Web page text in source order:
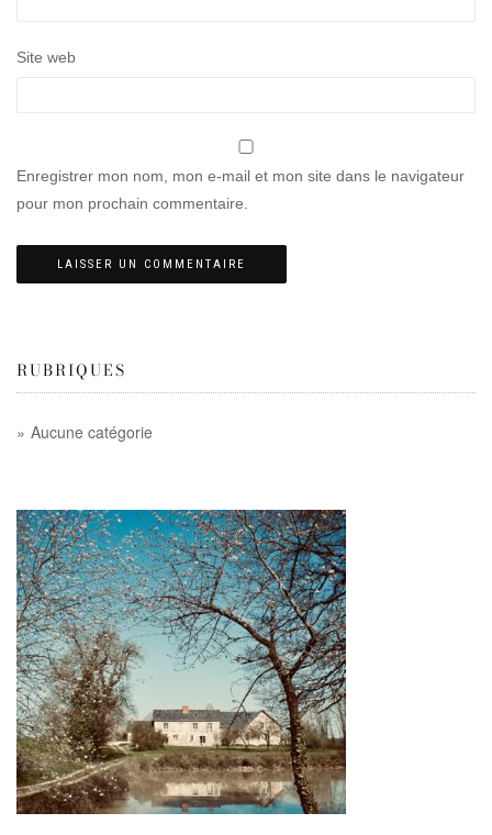
Site web
Enregistrer mon nom, mon e-mail et mon site dans le navigateur
pour mon prochain commentaire.
RUBRIQUES
Aucune catégorie